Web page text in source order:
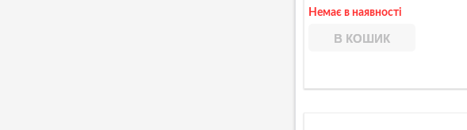
Немає в наявності
В КОШИК